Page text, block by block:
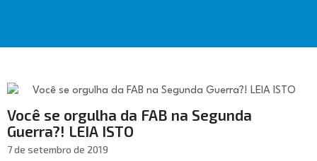
Você se orgulha da FAB na Segunda
Guerra?! LEIA ISTO
7 de setembro de 2019